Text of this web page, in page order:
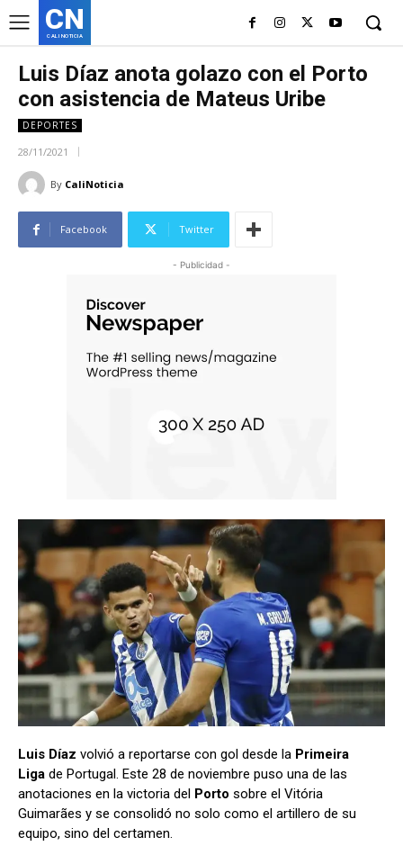
CN
CALI NOTICIA
Luis Díaz anota golazo con el Porto
con asistencia de Mateus Uribe
DEPORTES
28/11/2021
By CaliNoticia
Facebook Twitter
- Publicidad -
Luis Díaz volvió a reportarse con gol desde la Primeira
Liga de Portugal. Este 28 de noviembre puso una de las
anotaciones en la victoria del Porto sobre el Vitória
Guimarães y se consolidó no solo como el artillero de su
equipo, sino del certamen.